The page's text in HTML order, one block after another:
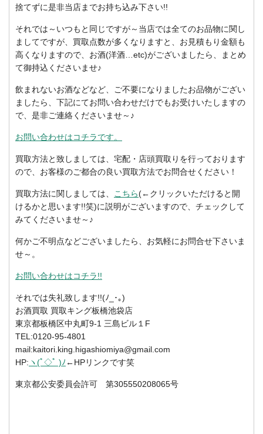
捨てずに是非当店までお持ち込み下さい!!
それでは～いつもと同じですが～当店では全てのお品物に関し
ましてですが、買取点数が多くなりますと、お見積もり金額も
高くなりますので、お酒(洋酒…etc)がございましたら、まとめ
て御持込くださいませ♪
飲まれないお酒などなど、ご不要になりましたお品物がござい
ましたら、下記にてお問い合わせだけでもお受けいたしますの
で、是非ご連絡くださいませ～♪
お問い合わせはコチラです。
買取方法と致しましては、宅配・店頭買取りを行っております
ので、お客様のご都合の良い買取方法でお問合せください！
買取方法に関しましては、 こちら(←クリックいただけると開
けるかと思います!!笑)に説明がございますので、チェックして
みてくださいませ～♪
何かご不明点などございましたら、お気軽にお問合せ下さいま
せ～。
お問い合わせはコチラ!!
それでは失礼致します!!(ﾉ_･｡)
お酒買取 買取キング板橋池袋店
東京都板橋区中丸町9-1 三島ビル１F
TEL:0120-95-4801
mail:kaitori.king.higashiomiya@gmail.com
HP: ヽ(ﾟ◇ﾟ )ﾉ ←HPリンクです笑
東京都公安委員会許可 第305550208065号